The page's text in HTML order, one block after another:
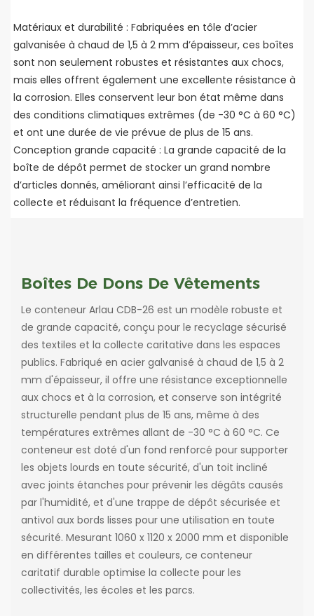
Matériaux et durabilité : Fabriquées en tôle d’acier
galvanisée à chaud de 1,5 à 2 mm d’épaisseur, ces boîtes
sont non seulement robustes et résistantes aux chocs,
mais elles offrent également une excellente résistance à
la corrosion. Elles conservent leur bon état même dans
des conditions climatiques extrêmes (de -30 °C à 60 °C)
et ont une durée de vie prévue de plus de 15 ans.
Conception grande capacité : La grande capacité de la
boîte de dépôt permet de stocker un grand nombre
d’articles donnés, améliorant ainsi l’efficacité de la
collecte et réduisant la fréquence d’entretien.
Boîtes De Dons De Vêtements
Le conteneur Arlau CDB-26 est un modèle robuste et
de grande capacité, conçu pour le recyclage sécurisé
des textiles et la collecte caritative dans les espaces
publics. Fabriqué en acier galvanisé à chaud de 1,5 à 2
mm d'épaisseur, il offre une résistance exceptionnelle
aux chocs et à la corrosion, et conserve son intégrité
structurelle pendant plus de 15 ans, même à des
températures extrêmes allant de -30 °C à 60 °C. Ce
conteneur est doté d'un fond renforcé pour supporter
les objets lourds en toute sécurité, d'un toit incliné
avec joints étanches pour prévenir les dégâts causés
par l'humidité, et d'une trappe de dépôt sécurisée et
antivol aux bords lisses pour une utilisation en toute
sécurité. Mesurant 1060 x 1120 x 2000 mm et disponible
en différentes tailles et couleurs, ce conteneur
caritatif durable optimise la collecte pour les
collectivités, les écoles et les parcs.